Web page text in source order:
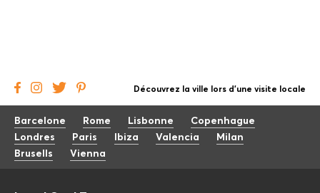
Découvrez la ville lors d'une visite locale
Barcelone Rome Lisbonne
Copenhague
Londres
Paris Ibiza Valencia
Milan
Brusells
Vienna